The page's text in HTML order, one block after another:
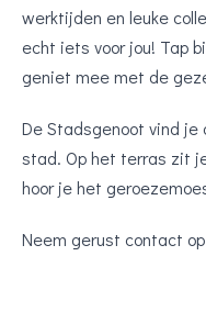
werktijden en leuke
echt iets voor jou! Tap
geniet mee met de
De Stadsgenoot vind je
stad. Op het terras zit
hoor je het
Neem gerust contact